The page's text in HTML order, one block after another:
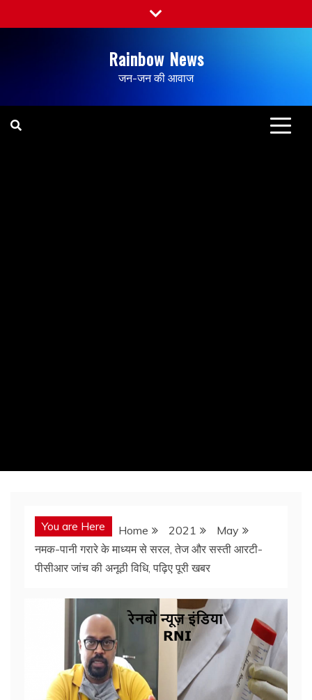
Rainbow News
जन-जन की आवाज
You are Here Home 2021
May
नमक-पानी गरारे के माध्यम से सरल, तेज और सस्ती आरटी-
पीसीआर जांच की अनूठी विधि, पढ़िए पूरी खबर